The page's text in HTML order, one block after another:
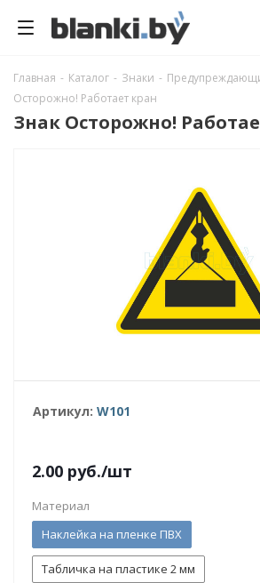
Главная - Каталог - Знаки -
Осторожно! Работает кран
Знак Осторожно!
Артикул: W101
2.00 руб./шт
Материал
Наклейка на пленке ПВХ
Табличка на пластике 2 мм